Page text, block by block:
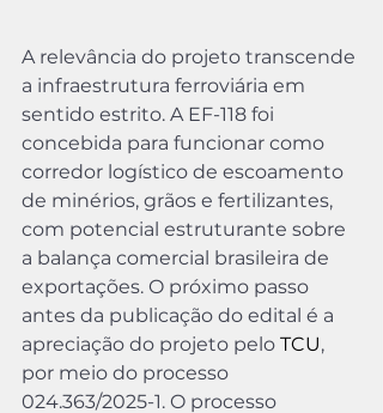
A relevância do projeto transcende
a infraestrutura ferroviária em
sentido estrito. A EF-118 foi
concebida para funcionar como
corredor logístico de escoamento
de minérios, grãos e fertilizantes,
com potencial estruturante sobre
a balança comercial brasileira de
exportações. O próximo passo
antes da publicação do edital é a
apreciação do projeto pelo TCU,
por meio do processo
024.363/2025-1. O processo